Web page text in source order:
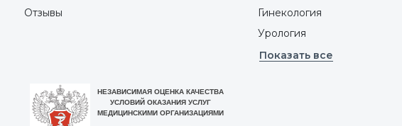
Отзывы
Гинекология
Урология
Показать все